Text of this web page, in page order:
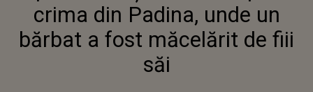
crima din Padina, unde un
bărbat a fost măcelărit de fiii
săi